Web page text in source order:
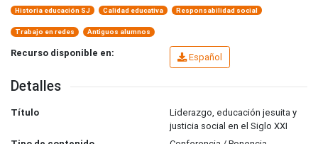
Historia educación SJ Calidad educativa Responsabilidad social
Trabajo en redes Antiguos alumnos
Recurso disponible en: Español
Detalles
Título
Liderazgo, educación jesuita y
justicia social en el Siglo XXI